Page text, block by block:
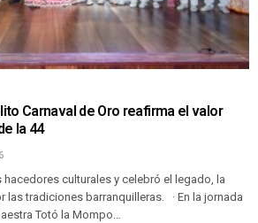
Carnaval de Oro reafirma el valor
la 44
culturales y celebró el legado, la
las tradiciones barranquilleras. · En la jornada
Totó la Mompo…